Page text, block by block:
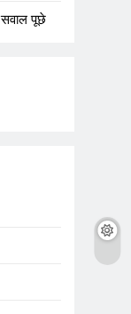
सवाल पूछे